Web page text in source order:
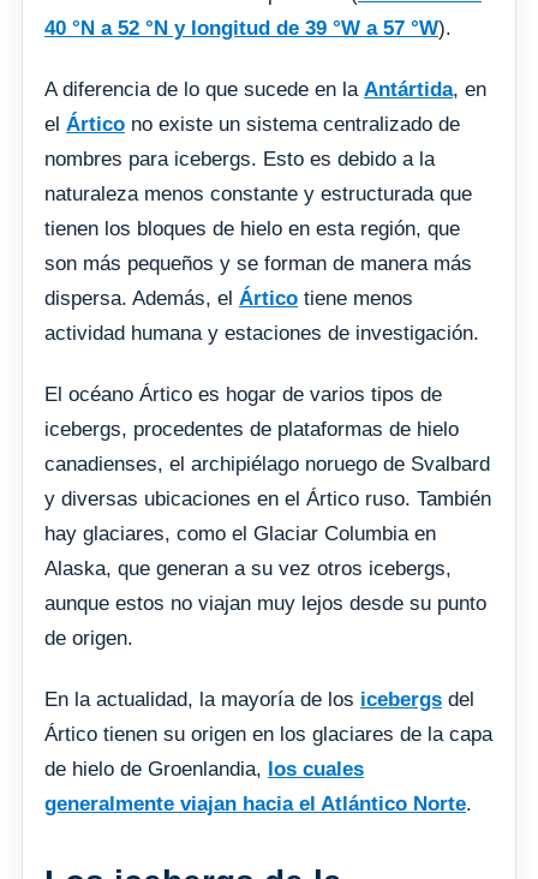
40 °N a 52 °N y longitud de 39 °W a 57 °W).
A diferencia de lo que sucede en la Antártida, en
el Ártico no existe un sistema centralizado de
nombres para icebergs. Esto es debido a la
naturaleza menos constante y estructurada que
tienen los bloques de hielo en esta región, que
son más pequeños y se forman de manera más
dispersa. Además, el Ártico tiene menos
actividad humana y estaciones de investigación.
El océano Ártico es hogar de varios tipos de
icebergs, procedentes de plataformas de hielo
canadienses, el archipiélago noruego de Svalbard
y diversas ubicaciones en el Ártico ruso. También
hay glaciares, como el Glaciar Columbia en
Alaska, que generan a su vez otros icebergs,
aunque estos no viajan muy lejos desde su punto
de origen.
En la actualidad, la mayoría de los icebergs del
Ártico tienen su origen en los glaciares de la capa
de hielo de Groenlandia, los cuales
generalmente viajan hacia el Atlántico Norte.